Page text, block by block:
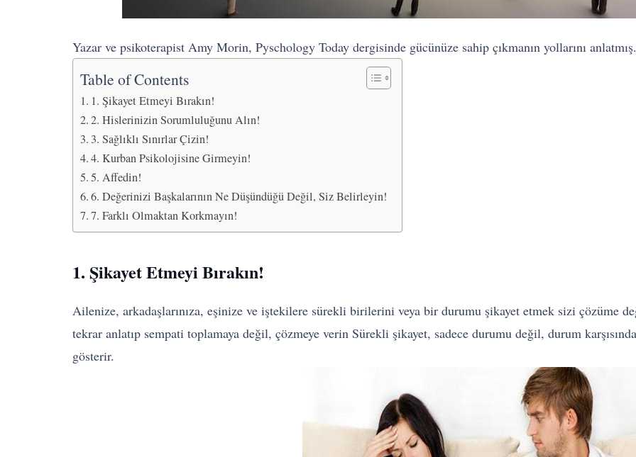
Yazar ve psikoterapist Amy Morin, Pyschology Today dergisinde gücünüze sahip çıkmanın yollarını anlatmış.
Table of Contents
1. Şikayet Etmeyi Bırakın!
2. Hislerinizin Sorumluluğunu Alın!
3. Sağlıklı Sınırlar Çizin!
4. Kurban Psikolojisine Girmeyin!
5. Affedin!
6. Değerinizi Başkalarının Ne Düşündüğü Değil, Siz Belirleyin!
7. Farklı Olmaktan Korkmayın!
1. Şikayet Etmeyi Bırakın!
Ailenize, arkadaşlarınıza, eşinize ve iştekilere sürekli birilerini veya bir durumu şikayet etmek sizi çözüme
tekrar anlatıp sempati toplamaya değil, çözmeye verin Sürekli şikayet, sadece durumu değil, durum
gösterir.